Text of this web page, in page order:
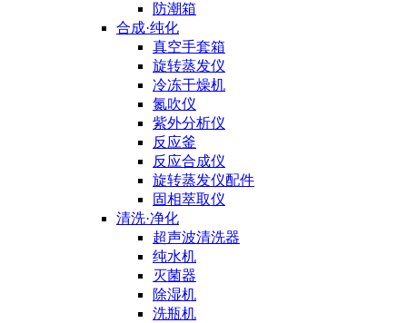
防潮箱
合成·纯化
真空手套箱
旋转蒸发仪
冷冻干燥机
氮吹仪
紫外分析仪
反应釜
反应合成仪
旋转蒸发仪配件
固相萃取仪
清洗·净化
超声波清洗器
纯水机
灭菌器
除湿机
洗瓶机